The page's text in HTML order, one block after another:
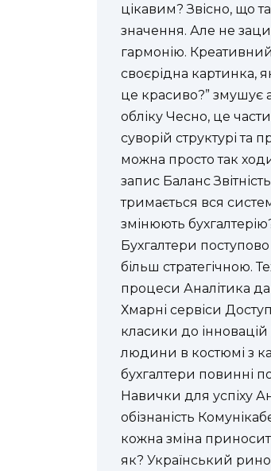
цікавим? Звісно, що
значення. Але не
гармонію. Креативний
своєрідна картинка,
це красиво?” змушує
обліку Чесно, це
суворій структурі
можна просто так
запис Баланс
тримається вся
змінюють
Бухгалтери
більш стратегічною.
процеси Аналітика
Хмарні сервіси
класики до
людини в костюмі з
бухгалтери повинні
Навички для успіху
обізнаність
кожна зміна
як? Український